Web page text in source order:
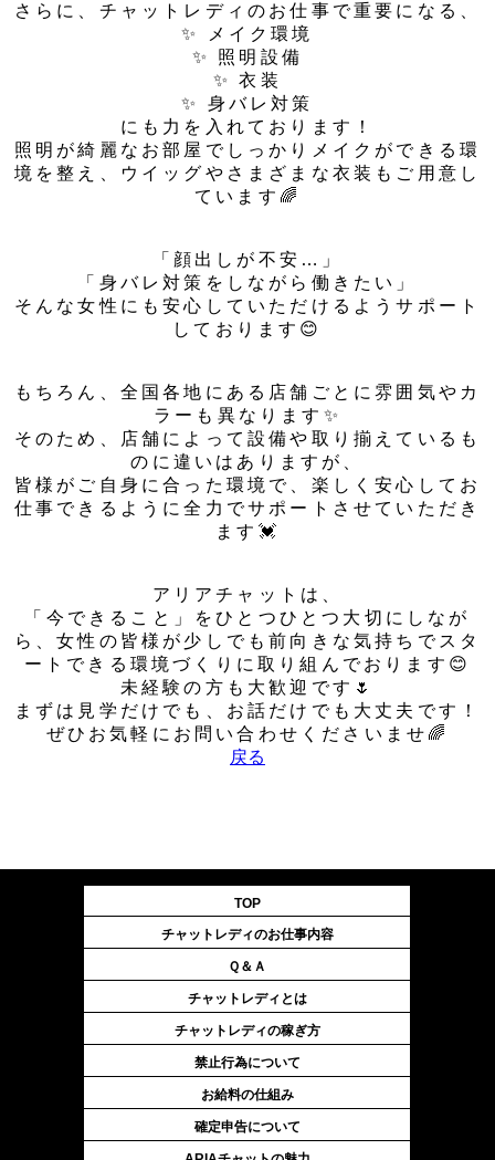
さらに、チャットレディのお仕事で重要になる、
✨ メイク環境
✨ 照明設備
✨ 衣装
✨ 身バレ対策
にも力を入れております！
照明が綺麗なお部屋でしっかりメイクができる環
境を整え、ウイッグやさまざまな衣装もご用意し
ています🌈
「顔出しが不安…」
「身バレ対策をしながら働きたい」
そんな女性にも安心していただけるようサポート
しております😊
もちろん、全国各地にある店舗ごとに雰囲気やカ
ラーも異なります✨
そのため、店舗によって設備や取り揃えているも
のに違いはありますが、
皆様がご自身に合った環境で、楽しく安心してお
仕事できるように全力でサポートさせていただき
ます💓
アリアチャットは、
「今できること」をひとつひとつ大切にしなが
ら、女性の皆様が少しでも前向きな気持ちでスタ
ートできる環境づくりに取り組んでおります😊
未経験の方も大歓迎です🌷
まずは見学だけでも、お話だけでも大丈夫です！
ぜひお気軽にお問い合わせくださいませ🌈
戻る
TOP
チャットレディのお仕事内容
Ｑ＆Ａ
チャットレディとは
チャットレディの稼ぎ方
禁止行為について
お給料の仕組み
確定申告について